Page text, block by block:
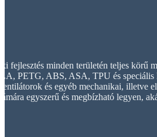
fejlesztés minden területén teljes
PETG, ABS, ASA, TPU és
és egyéb mechanikai, illetve
egyszerű és megbízható legyen,